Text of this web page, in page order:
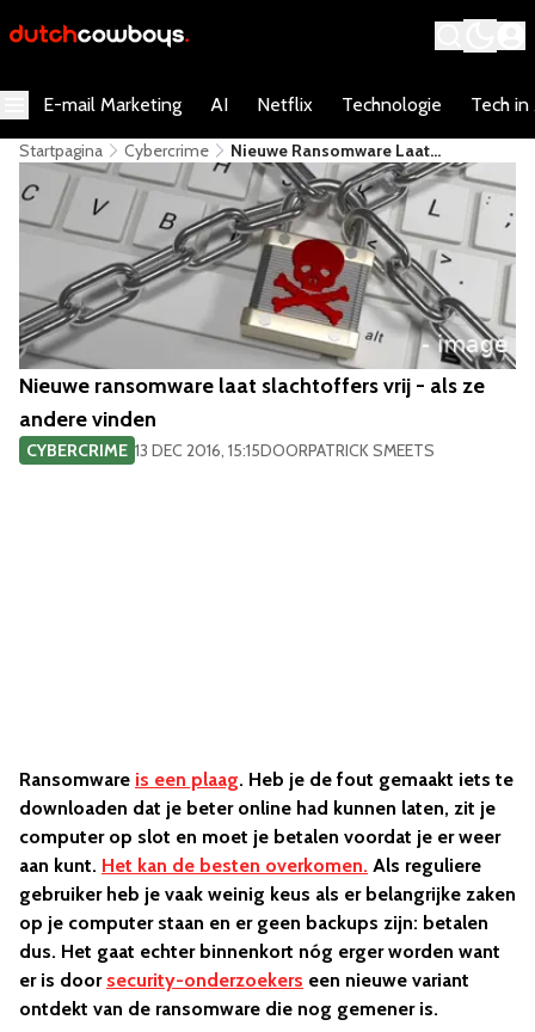
E-mail Marketing AI Netflix Technologie Tech in
Startpagina Cybercrime
Nieuwe Ransomware Laat
Slachtoffers Vrij - Als Ze Andere
Vinden
Nieuwe ransomware laat slachtoffers vrij - als ze
andere vinden
CYBERCRIME 13 DEC 2016, 15:15DOORPATRICK SMEETS
Ransomware is een plaag. Heb je de fout gemaakt iets te
downloaden dat je beter online had kunnen laten, zit je
computer op slot en moet je betalen voordat je er weer
aan kunt. Het kan de besten overkomen. Als reguliere
gebruiker heb je vaak weinig keus als er belangrijke zaken
op je computer staan en er geen backups zijn: betalen
dus. Het gaat echter binnenkort nóg erger worden want
er is door security-onderzoekers een nieuwe variant
ontdekt van de ransomware die nog gemener is.